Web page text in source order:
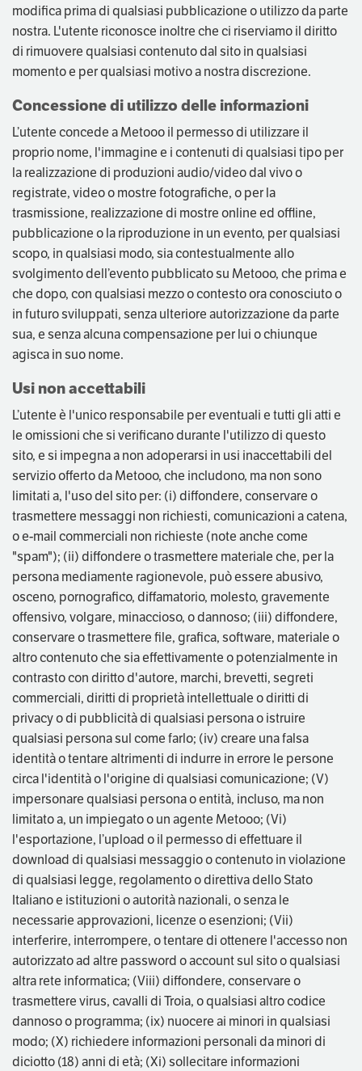
modifica prima di qualsiasi pubblicazione o utilizzo da parte
nostra. L'utente riconosce inoltre che ci riserviamo il diritto
di rimuovere qualsiasi contenuto dal sito in qualsiasi
momento e per qualsiasi motivo a nostra discrezione.
Concessione di utilizzo delle informazioni
L’utente concede a Metooo il permesso di utilizzare il
proprio nome, l'immagine e i contenuti di qualsiasi tipo per
la realizzazione di produzioni audio/video dal vivo o
registrate, video o mostre fotografiche, o per la
trasmissione, realizzazione di mostre online ed offline,
pubblicazione o la riproduzione in un evento, per qualsiasi
scopo, in qualsiasi modo, sia contestualmente allo
svolgimento dell’evento pubblicato su Metooo, che prima e
che dopo, con qualsiasi mezzo o contesto ora conosciuto o
in futuro sviluppati, senza ulteriore autorizzazione da parte
sua, e senza alcuna compensazione per lui o chiunque
agisca in suo nome.
Usi non accettabili
L’utente è l'unico responsabile per eventuali e tutti gli atti e
le omissioni che si verificano durante l'utilizzo di questo
sito, e si impegna a non adoperarsi in usi inaccettabili del
servizio offerto da Metooo, che includono, ma non sono
limitati a, l'uso del sito per: (i) diffondere, conservare o
trasmettere messaggi non richiesti, comunicazioni a catena,
o e-mail commerciali non richieste (note anche come
"spam"); (ii) diffondere o trasmettere materiale che, per la
persona mediamente ragionevole, può essere abusivo,
osceno, pornografico, diffamatorio, molesto, gravemente
offensivo, volgare, minaccioso, o dannoso; (iii) diffondere,
conservare o trasmettere file, grafica, software, materiale o
altro contenuto che sia effettivamente o potenzialmente in
contrasto con diritto d'autore, marchi, brevetti, segreti
commerciali, diritti di proprietà intellettuale o diritti di
privacy o di pubblicità di qualsiasi persona o istruire
qualsiasi persona sul come farlo; (iv) creare una falsa
identità o tentare altrimenti di indurre in errore le persone
circa l'identità o l'origine di qualsiasi comunicazione; (V)
impersonare qualsiasi persona o entità, incluso, ma non
limitato a, un impiegato o un agente Metooo; (Vi)
l'esportazione, l’upload o il permesso di effettuare il
download di qualsiasi messaggio o contenuto in violazione
di qualsiasi legge, regolamento o direttiva dello Stato
Italiano e istituzioni o autorità nazionali, o senza le
necessarie approvazioni, licenze o esenzioni; (Vii)
interferire, interrompere, o tentare di ottenere l'accesso non
autorizzato ad altre password o account sul sito o qualsiasi
altra rete informatica; (Viii) diffondere, conservare o
trasmettere virus, cavalli di Troia, o qualsiasi altro codice
dannoso o programma; (ix) nuocere ai minori in qualsiasi
modo; (X) richiedere informazioni personali da minori di
diciotto (18) anni di età; (Xi) sollecitare informazioni